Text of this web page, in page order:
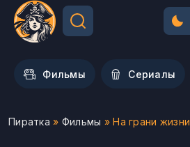
Фильмы Сериалы
Пиратка » Фильмы » На грани жизни